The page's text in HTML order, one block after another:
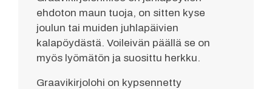
ehdoton maun tuoja, on sitten kyse
joulun tai muiden juhlapäivien
kalapöydästä. Voileivän päällä se on
myös lyömätön ja suosittu herkku.
Graavikirjolohi on kypsennetty